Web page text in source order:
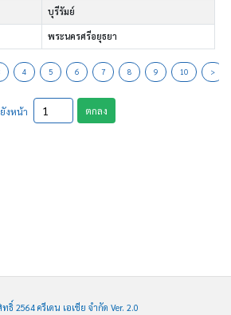
บุรีรัมย์
พระนครศรีอยุธยา
4 5 6 7 8 9 10 >
งหน้า ตกลง
ธิ์ 2564 ครีเดน เอเชีย จำกัด Ver. 2.0